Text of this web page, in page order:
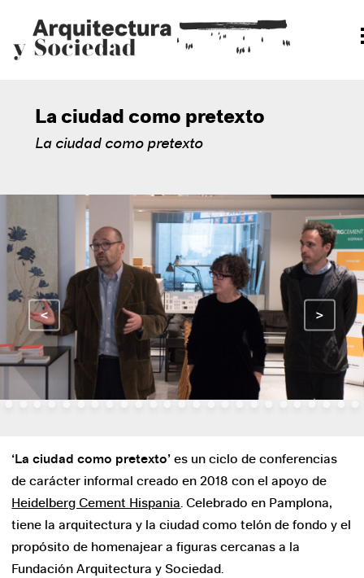
Contacto
Congreso Internacional de Arquitectura
El congreso
2021
2020
2018
2016
2012
2010
Ultzama ‘Humanizar la ciudad’
Ultzama
La ciudad como pretexto
La ciudad como pretexto
< >
‘La ciudad como pretexto’ es un ciclo de conferencias
de carácter informal creado en 2018 con el apoyo de
Heidelberg Cement Hispania. Celebrado en Pamplona,
tiene la arquitectura y la ciudad como telón de fondo y el
propósito de homenajear a figuras cercanas a la
Fundación Arquitectura y Sociedad.